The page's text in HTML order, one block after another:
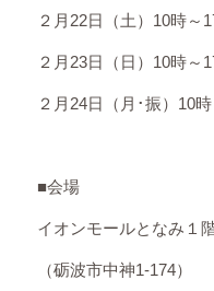
２月22日（土）10時～
２月23日（日）10時～
２月24日（月･振）10
■会場
イオンモールとなみ１
（砺波市中神1-174）